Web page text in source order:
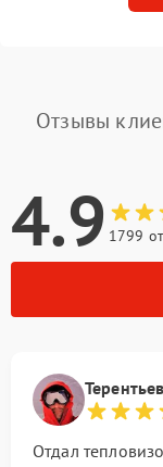
Отзывы
4.9 1799
Отдал